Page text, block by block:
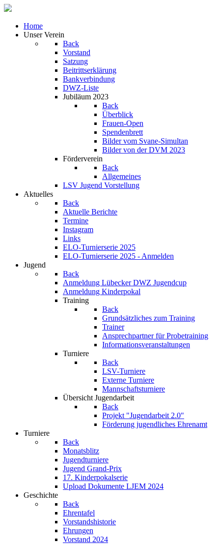
Home
Unser Verein
Back
Vorstand
Satzung
Beitrittserklärung
Bankverbindung
DWZ-Liste
Jubiläum 2023
Back
Überblick
Frauen-Open
Spendenbrett
Bilder vom Svane-Simultan
Bilder von der DVM 2023
Förderverein
Back
Allgemeines
LSV Jugend Vorstellung
Aktuelles
Back
Aktuelle Berichte
Termine
Instagram
Links
ELO-Turnierserie 2025
ELO-Turnierserie 2025 - Anmelden
Jugend
Back
Anmeldung Lübecker DWZ Jugendcup
Anmeldung Kinderpokal
Training
Back
Grundsätzliches zum Training
Trainer
Ansprechpartner für Probetraining
Informationsveranstaltungen
Turniere
Back
LSV-Turniere
Externe Turniere
Mannschaftsturniere
Übersicht Jugendarbeit
Back
Projekt "Jugendarbeit 2.0"
Förderung jugendliches Ehrenamt
Turniere
Back
Monatsblitz
Jugendturniere
Jugend Grand-Prix
17. Kinderpokalserie
Upload Dokumente LJEM 2024
Geschichte
Back
Ehrentafel
Vorstandshistorie
Ehrungen
Vorstand 2024